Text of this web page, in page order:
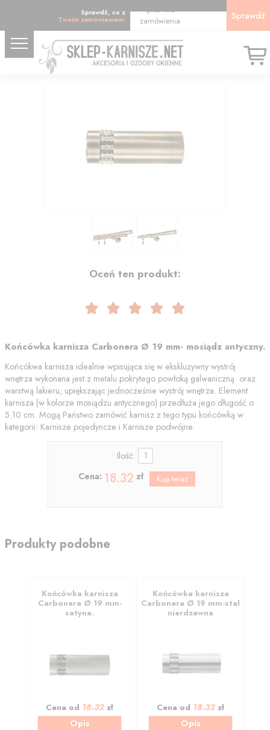
Sprawdź, co z
Twoim zamówieniem:
Wpisz kod
zamówienia
Sprawdź
Oceń ten produkt:
Końcówka karnisza Carbonera Ø 19 mm- mosiądz antyczny.
Końcókwa karnisza idealnie wpisująca się w ekskluzywny wystrój
wnętrza wykonana jest z metalu pokrytego powłoką galwaniczną oraz
warstwą lakieru, upiększając jednocześnie wystrój wnętrza. Element
karnisza (w kolorze mosiądzu antycznego) przedłuża jego długość o
5.10 cm. Mogą Państwo zamówić karnisz z tego typu końcówką w
kategorii: Karnisze pojedyncze i Karnisze podwójne.
Ilość:
Cena: 18.32 zł
Produkty podobne
Końcówka karnisza
Carbonera Ø 19 mm-
satyna.
Cena od 18.32 zł
Opis
Końcówka karnisza
Carbonera Ø 19 mm-stal
nierdzewna
Cena od 18.32 zł
Opis